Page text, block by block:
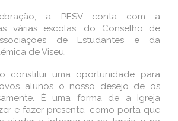
a PESV conta com a
várias escolas, do Conselho de
de Estudantes e da
de Viseu.
constitui uma oportunidade para
alunos o nosso desejo de os
É uma forma de a Igreja
e fazer presente, como porta que